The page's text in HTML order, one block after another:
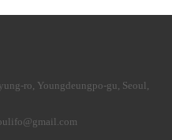
ro, Youngdeungpo-gu, Seoul,